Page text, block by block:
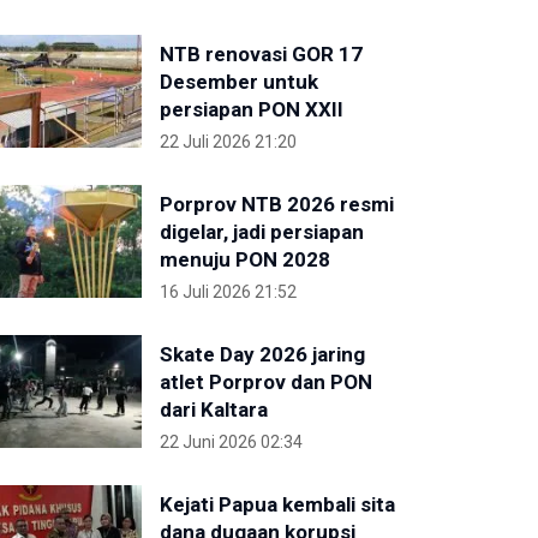
NTB renovasi GOR 17
Desember untuk
persiapan PON XXII
22 Juli 2026 21:20
Porprov NTB 2026 resmi
digelar, jadi persiapan
menuju PON 2028
16 Juli 2026 21:52
Skate Day 2026 jaring
atlet Porprov dan PON
dari Kaltara
22 Juni 2026 02:34
Kejati Papua kembali sita
dana dugaan korupsi